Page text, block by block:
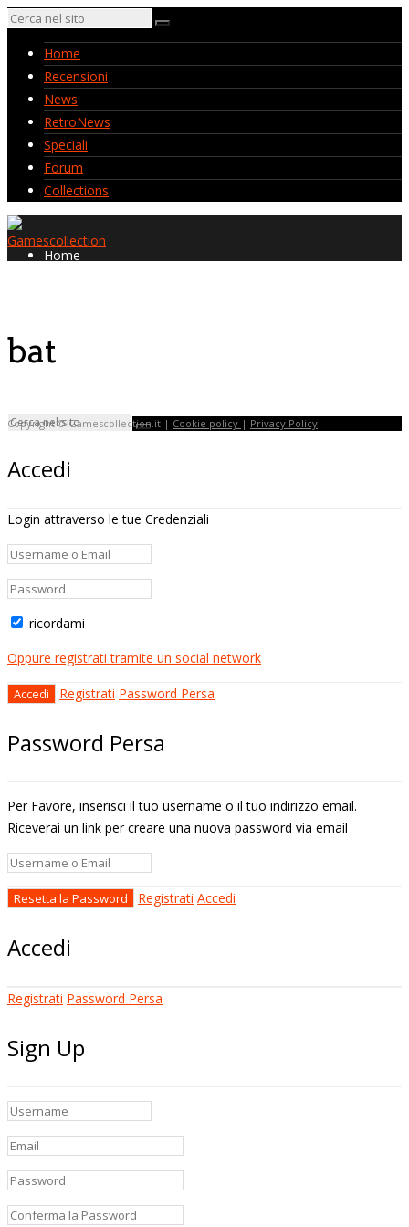
Home
Recensioni
News
RetroNews
Speciali
Forum
Collections
Home
Speciali
Forum
bat
Copyright © Gamescollection.it | Cookie policy | Privacy Policy
Accedi
Login attraverso le tue Credenziali
ricordami
Oppure registrati tramite un social network
Registrati Password Persa
Password Persa
Per Favore, inserisci il tuo username o il tuo indirizzo email.
Riceverai un link per creare una nuova password via email
Registrati Accedi
Accedi
Registrati Password Persa
Sign Up